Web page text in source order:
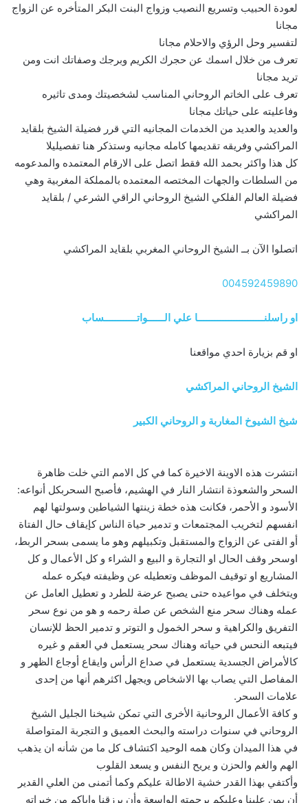
لعودة الحبيب وتسريع النصيب وزواج البنت البكر المتأخره عن الزواج
مجانا
لتفسير وحل الرؤي والاحلام مجانا
تعرف من خلال اسمك عن حجرك الكريم وبرجك وصفاتك انت ومن
تريد مجانا
تعرف على الخاتم الروحاني المناسب لشخصيتك ومدى تاثيره
وفاعليته على حياتك مجانا
والعديد والعديد من الخدمات المجانيه التي قرر فضيلة الشيخ بلقايد
المراكشي وفريقه تقديمها كامله مجانيه وستذكر هنا تفصيليلا
كل هذا واكثر بحمد الله فقط اتصل على الارقام المعتمده والمدعومه
من السلطات والجهات المختصه المعتمده بالمملكة المغربية وهي
فضيلة العالم الفلكي الشيخ الروحاني الراقي الشرعي / بلقايد
المراكشي
اتصلوا الآن بــ الشيخ الروحاني المغربي بلقايد المراكشي
004592459890
او راسلنــــــــــــــــــــــــا علي الــــــواتــــــــــــساب
او قم بزيارة احدي مواقعنا
الشيخ الروحاني المراكشي
شيخ الشيوخ المغاربة و الروحاني الكبير
انتشرت هذه الاوينة الاخيرة كما في كل الامم التي خلت ظاهرة
السحر والشعوذة انتشار النار في الهشيم، فأصبح السحربكل أنواعه:
الأسود و الأحمر، فكانت هذه خطة زينتها الشياطين وسولتها لهم
انفسهم لتخريب المجتمعات و تدمير حياة الناس كإيقاف حال الفتاة
أو الفتى عن الزواج والمستقبل وتكبيلهم وهو ما يسمى بسحر الربط،
اوسحر وقف الحال او التجارة و البيع و الشراء و كل الأعمال و كل
المشاريع او توقيف الموظف وتعطيله عن وظيفته فيكره عمله
ويتخلف في مواعيده حتى يصبح عرضة للطرد و تعطيل العامل عن
عمله وهناك سحر منع الشخص عن صلة رحمه و هو من نوع سحر
التفريق والكراهية و سحر الخمول و التوتر و تدمير الحظ للإنسان
فيتبعه النحس في حياته وهناك سحر يستعمل في العقم و غيره
كالأمراض الجسدية يستعمل في صداع الرأس وايقاع أوجاع الظهر و
المفاصل التي يصاب بها الاشخاص ويجهل اكثرهم أنها من إحدى
علامات السحر.
و كافة الأعمال الروحانية الأخرى التي تمكن شيخنا الجليل الشيخ
الروحاني في سنوات دراسته والبحث العميق و التجربة المتواصلة
في هذا الميدان وكان همه الوحيد اكتشاف كل ما من شأنه ان يذهب
الهم والغم والحزن و يريح النفس و يسعد القلوب
وأكتفي بهذا القدر خشية الاطالة عليكم وكما أتمنى من العلي القدير
أن يمن علينا وعليكم برحمته الواسعة وأن يرزقنا واياكم من خيراته